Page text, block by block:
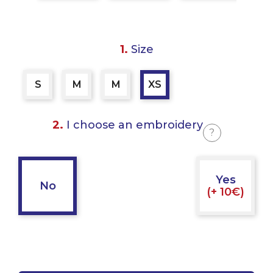
1. Size
S M M XS
2. I choose an embroidery
?
No
Yes
(+ 10€)